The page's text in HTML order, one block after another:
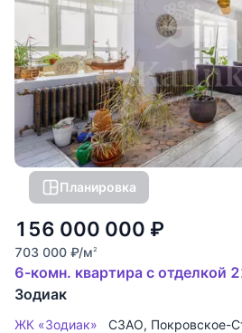
Планировка
156 000 000 ₽
703 000 ₽/м2
6-комн. квартира с отделкой
Зодиак
ЖК «Зодиак» СЗАО, Покровское-